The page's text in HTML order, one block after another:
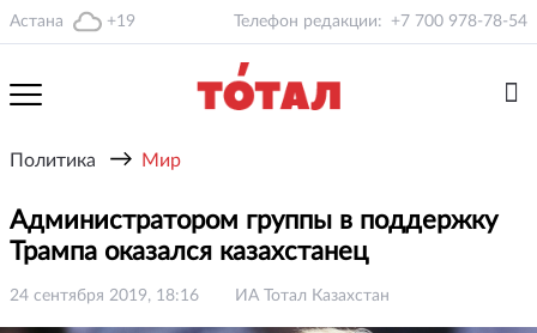
Астана +19 Телефон редакции: +7 700 978-78-54
Политика → Мир
Администратором группы в поддержку
Трампа оказался казахстанец
24 сентября 2019, 18:16 ИА Тотал Казахстан